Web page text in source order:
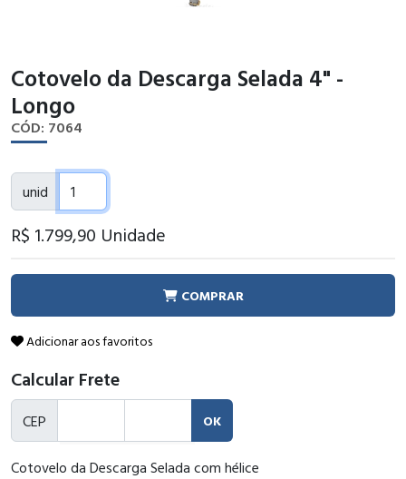
Cotovelo da Descarga Selada 4" -
Longo
CÓD: 7064
unid
R$ 1.799,90 Unidade
COMPRAR
Adicionar aos favoritos
Calcular Frete
CEP OK
Cotovelo da Descarga Selada com hélice